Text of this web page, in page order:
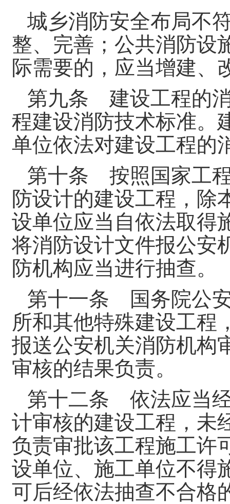
城乡消防安全布局不
整、完善；公共消防设
际需要的，应当增建、
第九条 建设工程的
程建设消防技术标准。
单位依法对建设工程的
第十条 按照国家工
防设计的建设工程，除
设单位应当自依法取得
将消防设计文件报公安
防机构应当进行抽查。
第十一条 国务院公
所和其他特殊建设工程
报送公安机关消防机构
审核的结果负责。
第十二条 依法应当
计审核的建设工程，未
负责审批该工程施工许
设单位、施工单位不得
可后经依法抽查不合格